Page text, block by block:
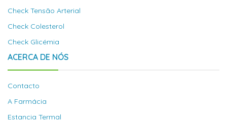
Check Tensão Arterial
Check Colesterol
Check Glicémia
ACERCA DE NÓS
Contacto
A Farmácia
Estancia Termal